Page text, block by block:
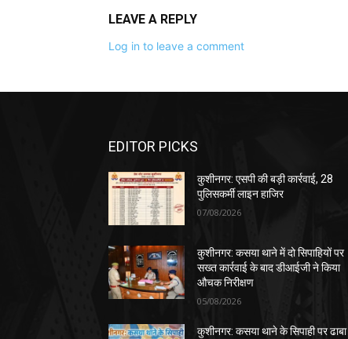
LEAVE A REPLY
Log in to leave a comment
EDITOR PICKS
कुशीनगर: एसपी की बड़ी कार्रवाई, 28
पुलिसकर्मी लाइन हाजिर
07/08/2026
कुशीनगर: कसया थाने में दो सिपाहियों पर
सख्त कार्रवाई के बाद डीआईजी ने किया
औचक निरीक्षण
05/08/2026
कुशीनगर: कसया थाने के सिपाही पर ढाबा